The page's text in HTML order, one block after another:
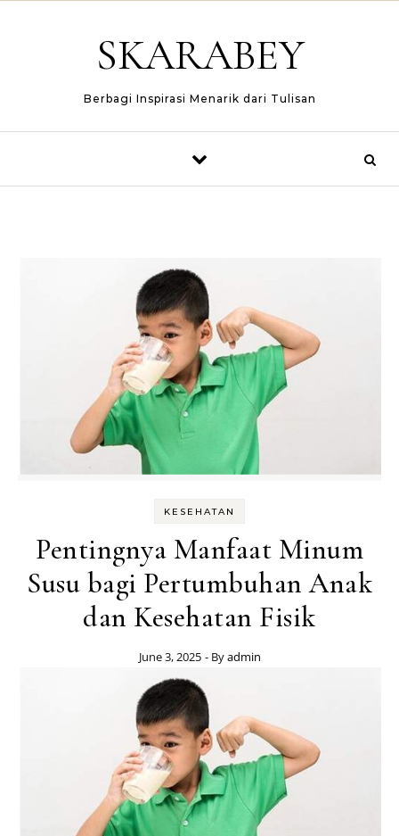
SKARABEY
Berbagi Inspirasi Menarik dari Tulisan
KESEHATAN
Pentingnya Manfaat Minum
Susu bagi Pertumbuhan Anak
dan Kesehatan Fisik
June 3, 2025 - Byadmin